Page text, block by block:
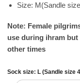
Size: M(Sandle
Note: Female
use during ihram
other times
Sock size L (Sandle size